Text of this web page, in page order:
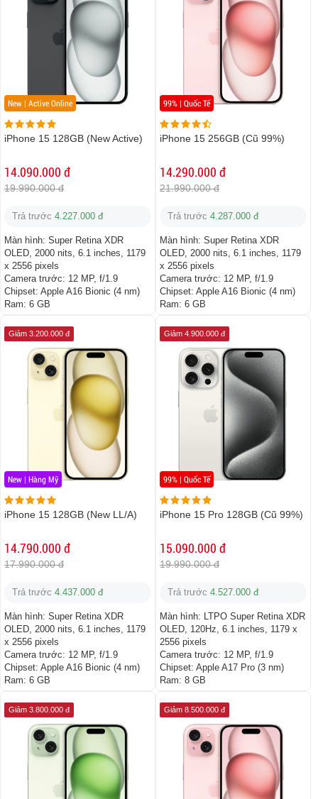
New | Active Online
iPhone 15 128GB (New Active)
14.090.000 đ
19.990.000 đ
Trả trước 4.227.000 đ
Màn hình: Super Retina XDR
OLED, 2000 nits, 6.1 inches, 1179
x 2556 pixels
Camera trước: 12 MP, f/1.9
Chipset: Apple A16 Bionic (4 nm)
Ram: 6 GB
99% | Quốc Tế
iPhone 15 256GB (Cũ 99%)
14.290.000 đ
21.990.000 đ
Trả trước 4.287.000 đ
Màn hình: Super Retina XDR
OLED, 2000 nits, 6.1 inches, 1179
x 2556 pixels
Camera trước: 12 MP, f/1.9
Chipset: Apple A16 Bionic (4 nm)
Ram: 6 GB
New | Hàng Mỹ
Giảm 3.200.000 đ
iPhone 15 128GB (New LL/A)
14.790.000 đ
17.990.000 đ
Trả trước 4.437.000 đ
Màn hình: Super Retina XDR
OLED, 2000 nits, 6.1 inches, 1179
x 2556 pixels
Camera trước: 12 MP, f/1.9
Chipset: Apple A16 Bionic (4 nm)
Ram: 6 GB
99% | Quốc Tế
Giảm 4.900.000 đ
iPhone 15 Pro 128GB (Cũ 99%)
15.090.000 đ
19.990.000 đ
Trả trước 4.527.000 đ
Màn hình: LTPO Super Retina XDR
OLED, 120Hz, 6.1 inches, 1179 x
2556 pixels
Camera trước: 12 MP, f/1.9
Chipset: Apple A17 Pro (3 nm)
Ram: 8 GB
Giảm 3.800.000 đ Giảm 8.500.000 đ